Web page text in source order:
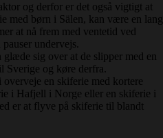
og derfor er det også vigtigt at
med børn i Sälen, kan være en lang
at nå frem med ventetid ved
undervejs.
sig over at de slipper med en
Sverige og køre derfra.
en skiferie med kortere
i Hafjell i Norge eller en skiferie i
er at flyve på skiferie til blandt